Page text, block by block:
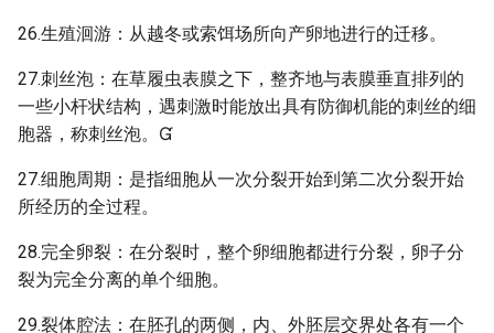
26.生殖洄游：从越冬或索饵场所向产卵地进行的迁移。
27.刺丝泡：在草履虫表膜之下，整齐地与表膜垂直排列的
一些小杆状结构，遇刺激时能放出具有防御机能的刺丝的细
胞器，称刺丝泡。
27.细胞周期：是指细胞从一次分裂开始到第二次分裂开始
所经历的全过程。
28.完全卵裂：在分裂时，整个卵细胞都进行分裂，卵子分
裂为完全分离的单个细胞。
29.裂体腔法：在胚孔的两侧，内、外胚层交界处各有一个